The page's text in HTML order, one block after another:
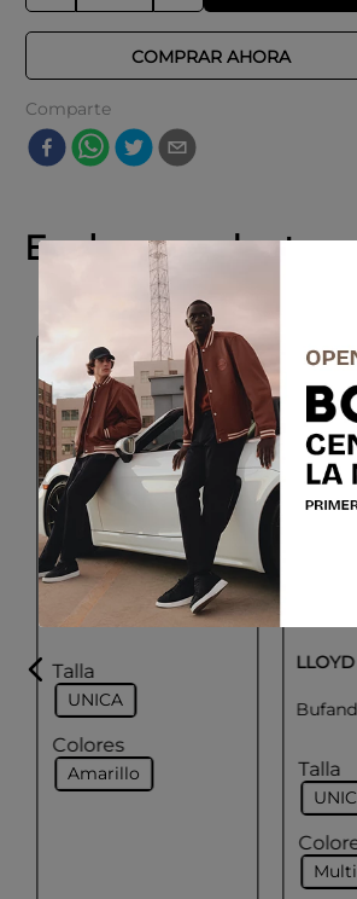
COMPRAR AHORA
Comparte
Explora productos
ADOLFO DOMINGUEZ
Foulard Mujer Color
Talla
UNICA
Colores
Amarillo
-50 %
LLOYD
Talla